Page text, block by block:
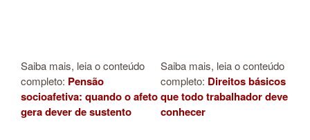
Saiba mais, leia o conteúdo
completo: Pensão
socioafetiva: quando o afeto
gera dever de sustento
Saiba mais, leia o conteúdo
completo: Direitos básicos
que todo trabalhador deve
conhecer